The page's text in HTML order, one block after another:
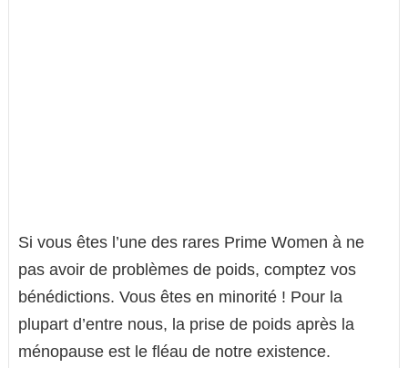
Si vous êtes l’une des rares Prime Women à ne
pas avoir de problèmes de poids, comptez vos
bénédictions. Vous êtes en minorité ! Pour la
plupart d’entre nous, la prise de poids après la
ménopause est le fléau de notre existence.